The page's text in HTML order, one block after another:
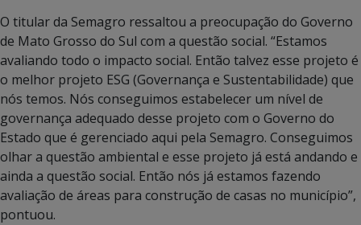
O titular da Semagro ressaltou a preocupação do Governo
de Mato Grosso do Sul com a questão social. “Estamos
avaliando todo o impacto social. Então talvez esse projeto é
o melhor projeto ESG (Governança e Sustentabilidade) que
nós temos. Nós conseguimos estabelecer um nível de
governança adequado desse projeto com o Governo do
Estado que é gerenciado aqui pela Semagro. Conseguimos
olhar a questão ambiental e esse projeto já está andando e
ainda a questão social. Então nós já estamos fazendo
avaliação de áreas para construção de casas no município”,
pontuou.